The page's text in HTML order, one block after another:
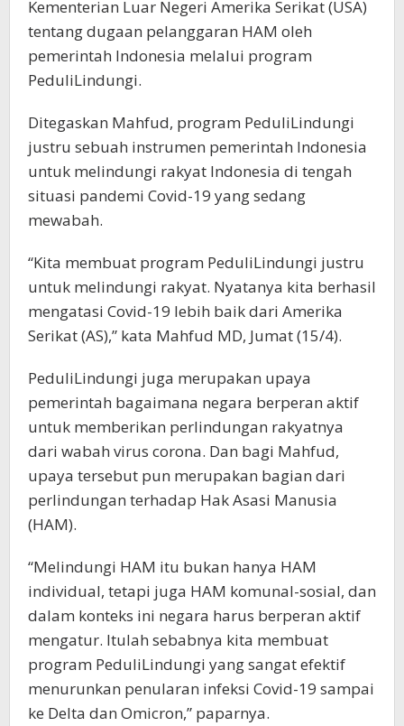
Kementerian Luar Negeri Amerika Serikat (USA)
tentang dugaan pelanggaran HAM oleh
pemerintah Indonesia melalui program
PeduliLindungi.
Ditegaskan Mahfud, program PeduliLindungi
justru sebuah instrumen pemerintah Indonesia
untuk melindungi rakyat Indonesia di tengah
situasi pandemi Covid-19 yang sedang
mewabah.
“Kita membuat program PeduliLindungi justru
untuk melindungi rakyat. Nyatanya kita berhasil
mengatasi Covid-19 lebih baik dari Amerika
Serikat (AS),” kata Mahfud MD, Jumat (15/4).
PeduliLindungi juga merupakan upaya
pemerintah bagaimana negara berperan aktif
untuk memberikan perlindungan rakyatnya
dari wabah virus corona. Dan bagi Mahfud,
upaya tersebut pun merupakan bagian dari
perlindungan terhadap Hak Asasi Manusia
(HAM).
“Melindungi HAM itu bukan hanya HAM
individual, tetapi juga HAM komunal-sosial, dan
dalam konteks ini negara harus berperan aktif
mengatur. Itulah sebabnya kita membuat
program PeduliLindungi yang sangat efektif
menurunkan penularan infeksi Covid-19 sampai
ke Delta dan Omicron,” paparnya.